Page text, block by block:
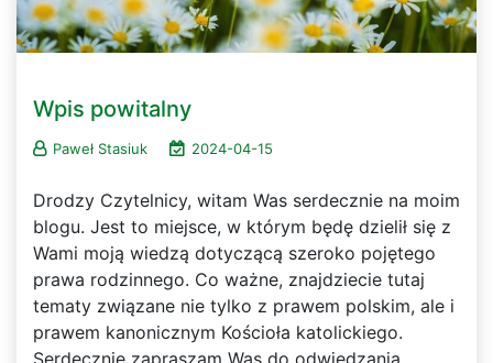
Wpis powitalny
Paweł Stasiuk 2024-04-15
Drodzy Czytelnicy, witam Was serdecznie na moim
blogu. Jest to miejsce, w którym będę dzielił się z
Wami moją wiedzą dotyczącą szeroko pojętego
prawa rodzinnego. Co ważne, znajdziecie tutaj
tematy związane nie tylko z prawem polskim, ale i
prawem kanonicznym Kościoła katolickiego.
Serdecznie zapraszam Was do odwiedzania